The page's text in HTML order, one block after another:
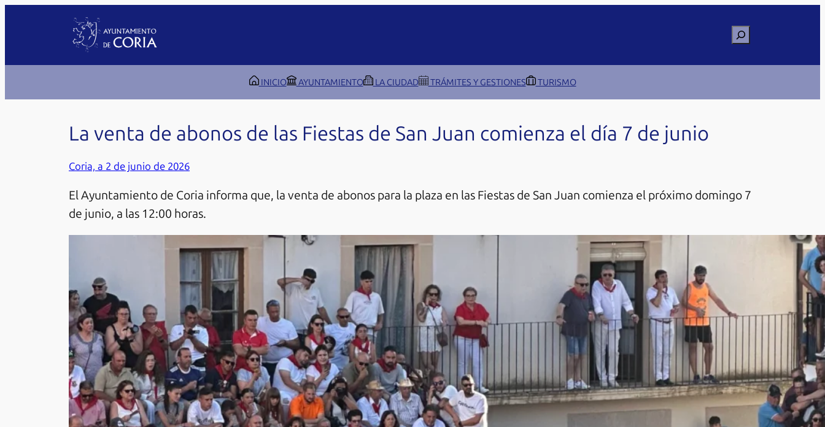
Buscar
INICIO AYUNTAMIENTO LA CIUDAD TRÁMITES Y GESTIONES TURISMO
La venta de abonos de las Fiestas de San Juan comienza el día 7 de junio
Coria, a 2 de junio de 2026
El Ayuntamiento de Coria informa que, la venta de abonos para la plaza en las Fiestas de San Juan comienza el próximo domingo 7
de junio, a las 12:00 horas.